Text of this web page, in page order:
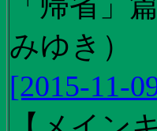
みゆき）
[2015-11-